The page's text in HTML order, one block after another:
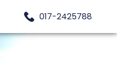
017-2425788